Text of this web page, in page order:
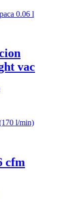
vac
cfm